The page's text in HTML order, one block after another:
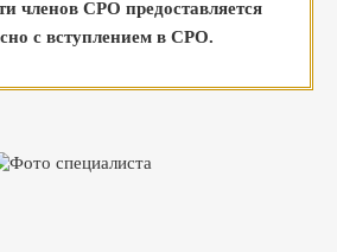
членов СРО предоставляется
с вступлением в СРО.